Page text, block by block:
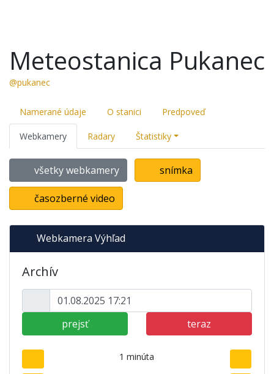
Meteostanica Pukanec
@pukanec
Namerané údaje O stanici Predpoveď
Webkamery Radary Štatistiky
všetky webkamery snímka
časozberné video
Webkamera Výhľad
Archív
prejsť teraz
1 minúta